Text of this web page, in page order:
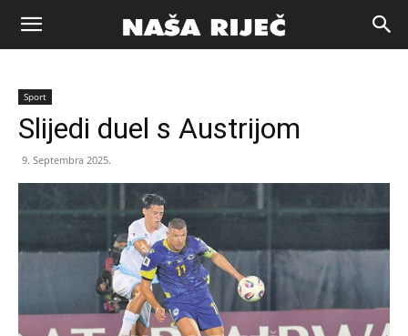
Naša
riječ
Zenica
Sport
Slijedi duel s Austrijom
9. Septembra 2025.